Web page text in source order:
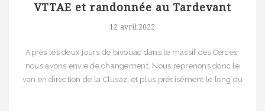
VTTAE et randonnée au Tardevant
12 avril 2022
Après les deux jours de bivouac dans le massif des Cerces,
nous avons envie de changement. Nous reprenons donc le
van en direction de la Clusaz, et plus précisément le long du